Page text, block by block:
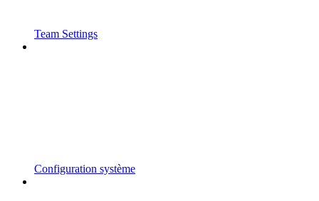
Team Settings
Configuration système